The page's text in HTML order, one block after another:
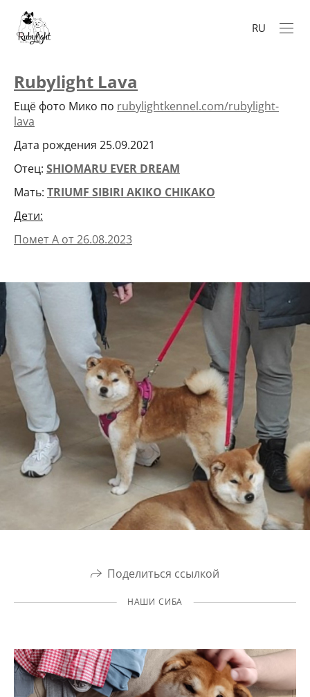
RU
Rubylight Lava
Ещё фото Мико по rubylightkennel.com/rubylight-
lava
Дата рождения 25.09.2021
Отец: SHIOMARU EVER DREAM
Мать: TRIUMF SIBIRI AKIKO CHIKAKO
Дети:
Помет А от 26.08.2023
Поделиться ссылкой
НАШИ СИБА